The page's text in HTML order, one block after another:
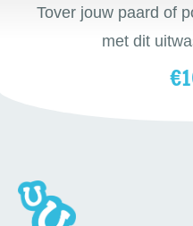
Tover jouw paard of
met dit